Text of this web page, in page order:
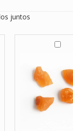
juntos
O
a
F